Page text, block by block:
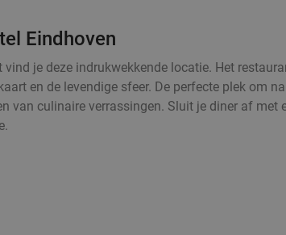
Eindhoven
vind je deze indrukwekkende locatie. Het
en de levendige sfeer. De perfecte plek om
van culinaire verrassingen. Sluit je diner af met